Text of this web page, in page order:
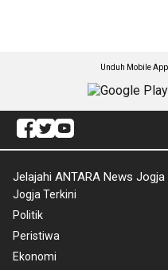
Unduh Mobile
Jelajahi ANTARA News Jogja
Jogja Terkini
Politik
Peristiwa
Ekonomi